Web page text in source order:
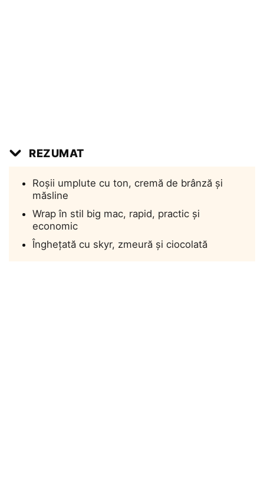
REZUMAT
Roșii umplute cu ton, cremă de brânză și
măsline
Wrap în stil big mac, rapid, practic și
economic
Înghețată cu skyr, zmeură și ciocolată